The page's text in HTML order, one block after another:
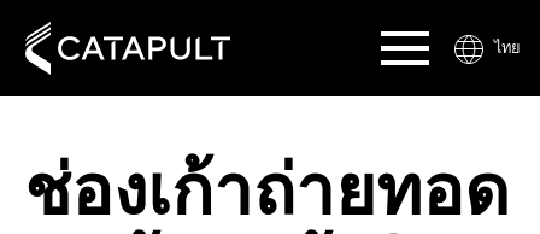
ไทย
ช่องเก้าถ่ายทอด